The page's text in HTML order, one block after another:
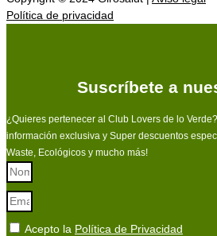
Política de privacidad
Suscríbete a
¿Quieres pertenecer al Club Lovers de lo
información exclusiva y Super descuentos
Waste, Ecológicos y mucho más!
Acepto la Política de Privacidad